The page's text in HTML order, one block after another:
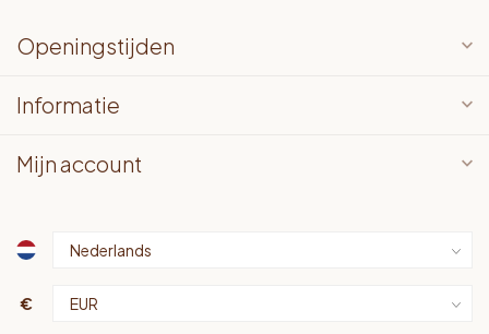
Openingstijden
Informatie
Mijn account
€